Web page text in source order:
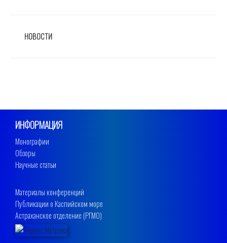
РУБРИКИ
НОВОСТИ
ИНФОРМАЦИЯ
Монографии
Обзоры
Научные статьи
Материалы конференций
Публикации о Каспийском море
Астраханское отделение (РГМО)